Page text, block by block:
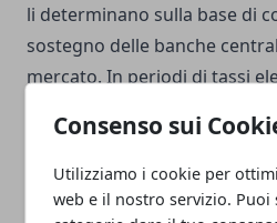
Consenso sui
Utilizziamo i cookie per
web e il nostro servizio. Puoi
li determinano sulla base di
sostegno delle banche
mercato. In periodi di tassi
alti, cioè pagano di più per
prestare, e trasferiscono in
mutuatari.